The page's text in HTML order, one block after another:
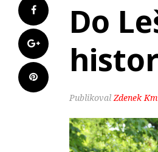
Do
Zdenek